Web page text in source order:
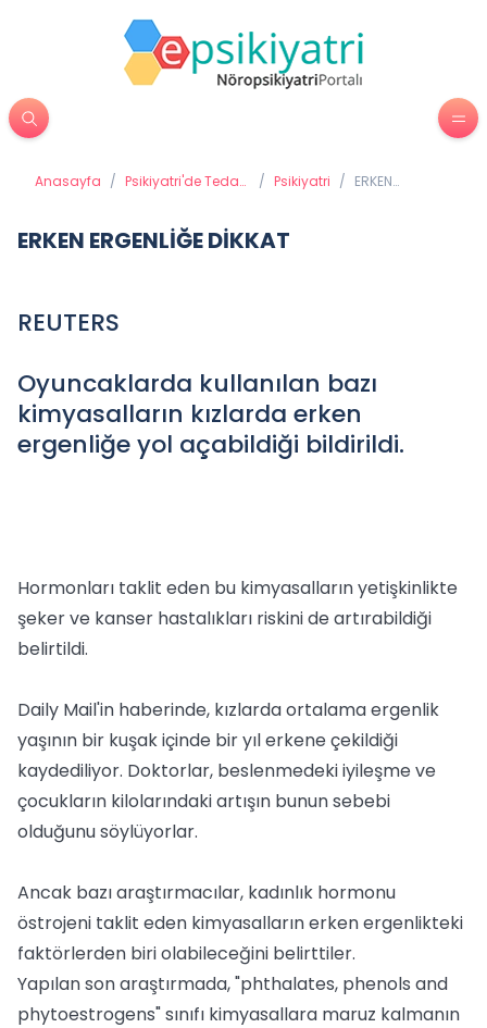
Anasayfa / Psikiyatri'de Tedavi
/ Psikiyatri / ERKEN
ERKEN ERGENLİĞE DİKKAT
REUTERS
Oyuncaklarda kullanılan bazı
kimyasalların kızlarda erken
ergenliğe yol açabildiği bildirildi.
Hormonları taklit eden bu kimyasalların yetişkinlikte
şeker ve kanser hastalıkları riskini de artırabildiği
belirtildi.
Daily Mail'in haberinde, kızlarda ortalama ergenlik
yaşının bir kuşak içinde bir yıl erkene çekildiği
kaydediliyor. Doktorlar, beslenmedeki iyileşme ve
çocukların kilolarındaki artışın bunun sebebi
olduğunu söylüyorlar.
Ancak bazı araştırmacılar, kadınlık hormonu
östrojeni taklit eden kimyasalların erken ergenlikteki
faktörlerden biri olabileceğini belirttiler.
Yapılan son araştırmada, "phthalates, phenols and
phytoestrogens" sınıfı kimyasallara maruz kalmanın